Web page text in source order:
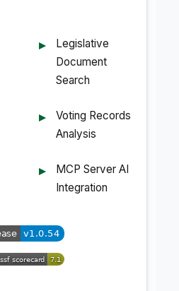
Legislative
Document
Search
Voting Records
Analysis
MCP Server AI
Integration